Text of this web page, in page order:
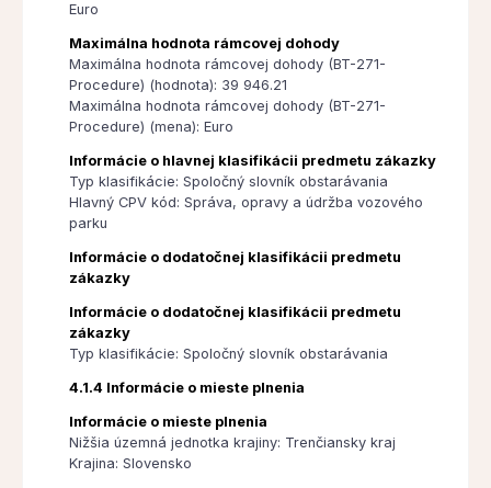
Euro
Maximálna hodnota rámcovej dohody
Maximálna hodnota rámcovej dohody (BT-271-
Procedure) (hodnota): 39 946.21
Maximálna hodnota rámcovej dohody (BT-271-
Procedure) (mena): Euro
Informácie o hlavnej klasifikácii predmetu zákazky
Typ klasifikácie: Spoločný slovník obstarávania
Hlavný CPV kód: Správa, opravy a údržba vozového
parku
Informácie o dodatočnej klasifikácii predmetu
zákazky
Informácie o dodatočnej klasifikácii predmetu
zákazky
Typ klasifikácie: Spoločný slovník obstarávania
4.1.4 Informácie o mieste plnenia
Informácie o mieste plnenia
Nižšia územná jednotka krajiny: Trenčiansky kraj
Krajina: Slovensko